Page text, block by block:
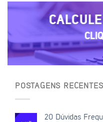
POSTAGENS RECENTES
20 Dúvidas